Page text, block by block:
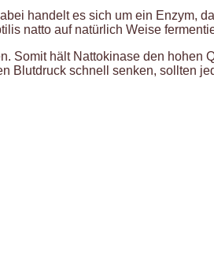
handelt es sich um ein Enzym,
natto auf natürlich Weise
Somit hält Nattokinase den hohen
Blutdruck schnell senken, sollten